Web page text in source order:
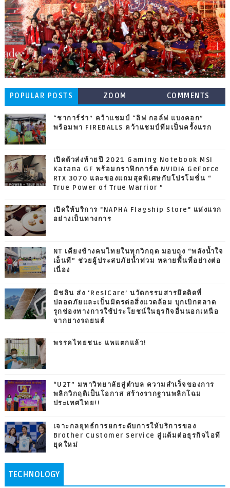
POPULAR POSTS ZOOM COMMENTS
“ชาการ์ร่า” คว้าแชมป์ “ลิฟ กอล์ฟ แบงคอก”
พร้อมพา FIREBALLS คว้าแชมป์ทีมเป็นครั้งแรก
เปิดตัวส่งท้ายปี 2021 Gaming Notebook MSI
Katana GF พร้อมกราฟิกการ์ด NVIDIA GeForce
RTX 3070 และของแถมสุดพิเศษกับโปรโมชั่น “
True Power of True Warrior ”
เปิดให้บริการ "NAPHA Flagship Store" แห่งแรก
อย่างเป็นทางการ
NT เคียงข้างคนไทยในทุกวิกฤต มอบถุง “พลังน้ำใจ
เอ็นที” ช่วยผู้ประสบภัยน้ำท่วม หลายพื้นที่อย่างต่อ
เนื่อง
มิชลิน ส่ง ‘ResiCare’ นวัตกรรมสารยึดติดที่
ปลอดภัยและเป็นมิตรต่อสิ่งแวดล้อม บุกเบิกตลาด
รุกช่องทางการใช้ประโยชน์ในธุรกิจอื่นนอกเหนือ
จากยางรถยนต์
พรรคไทยชนะ แพแตกแล้ว!
“U2T” มหาวิทยาลัยสู่ตำบล ความสำเร็จของการ
พลิกวิกฤติเป็นโอกาส สร้างรากฐานพลิกโฉม
ประเทศไทย!!
เจาะกลยุทธ์การยกระดับการให้บริการของ
Brother Customer Service สู่แต้มต่อธุรกิจไอที
ยุคใหม่
TECHNOLOGY